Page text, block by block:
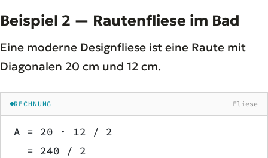
Beispiel 2 — Rautenfliese im Bad
Eine moderne Designfliese ist eine Raute mit
Diagonalen 20 cm und 12 cm.
RECHNUNG Fliese
A = 20 · 12 / 2
  = 240 / 2